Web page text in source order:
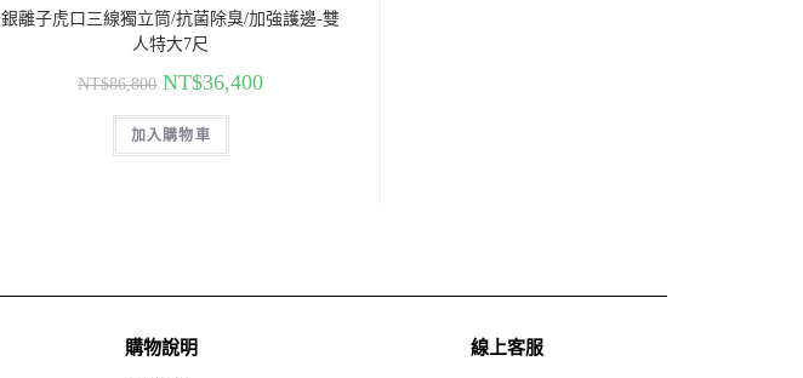
銀離子虎口三線獨立筒/抗菌除臭/加強護邊-雙
人特大7尺
NT$86,800 NT$36,400
加入購物車
購物說明
線上客服